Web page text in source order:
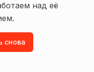
над её
снова